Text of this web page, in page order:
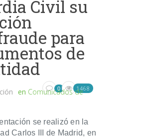
Civil su
para
de
en Comunicados de
0 1468
se realizó en la
Carlos III de Madrid, en